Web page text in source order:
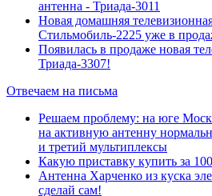
антенна - Триада-3011
Новая домашняя
Стильмобиль-2225 уже в
Появилась в продаже новая
Триада-3307!
Отвечаем на письма
Решаем проблему: на юге
на активную антенну
и третий мультиплексы
Какую приставку купить за
Антенна Харченко из куска
сделай сам!